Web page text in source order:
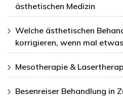
ästhetischen Medizin
Welche ästhetischen
korrigieren, wenn mal
Mesotherapie &
Besenreiser Behandlung in